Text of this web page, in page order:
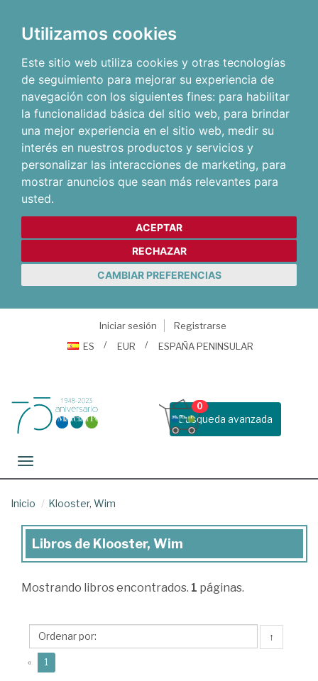
Utilizamos cookies
Este sitio web utiliza cookies y otras tecnologías
de seguimiento para mejorar su experiencia de
navegación con los siguientes fines: para habilitar
la funcionalidad básica del sitio web, para brindar
una mejor experiencia en el sitio web, medir su
interés en nuestros productos y servicios y
personalizar las interacciones de marketing, para
mostrar anuncios que sean más relevantes para
usted.
ACEPTAR
RECHAZAR
CAMBIAR PREFERENCIAS
Iniciar sesión
Registrarse
ES
EUR ESPAÑA PENINSULAR
Busqueda avanzada
0
Toggle navigation
Inicio Klooster, Wim
Libros
Klooster,
Libros de Klooster, Wim
Mostrando libros encontrados. 1 páginas.
↑
« 1